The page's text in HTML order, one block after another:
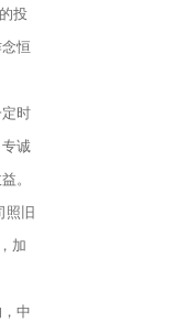
投
恒
时
诚
。
照旧
加
中